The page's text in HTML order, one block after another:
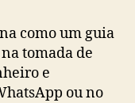
como um guia
tomada de
e
ou no